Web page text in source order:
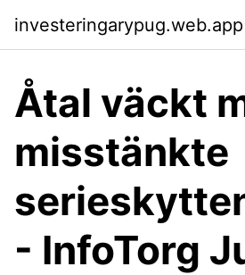
investeringarypug.web.app
Åtal väckt
misstänkte
- InfoTorg